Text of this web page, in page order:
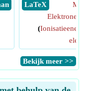
​ LaTeX
(Ionisatieenergie
​Bekijk meer >>